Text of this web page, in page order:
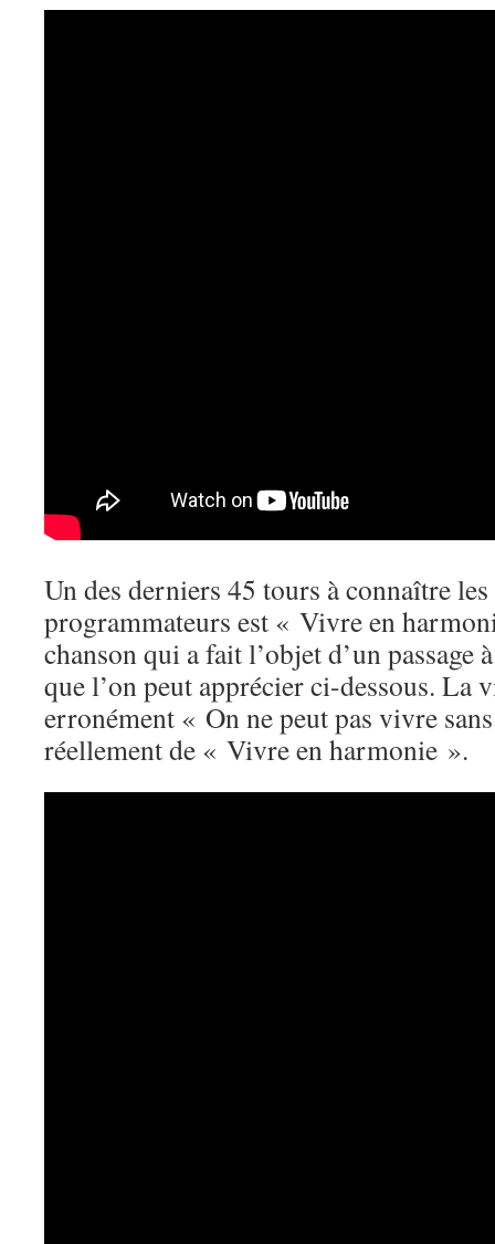
Un des derniers 45 tours à connaître les
programmateurs est « Vivre en
chanson qui a fait l’objet d’un passage
que l’on peut apprécier ci-dessous. La
erronément « On ne peut pas vivre
réellement de « Vivre en harmonie ».